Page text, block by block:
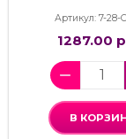
Артикул: 7-28-
1287.00
В